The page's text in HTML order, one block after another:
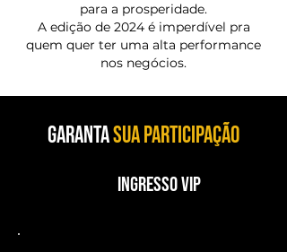
para a prosperidade.
A edição de 2024 é imperdível pra
quem quer ter uma alta performance
nos negócios.
GARANTASUA PARTICIPAÇÃO
Ingresso VIP